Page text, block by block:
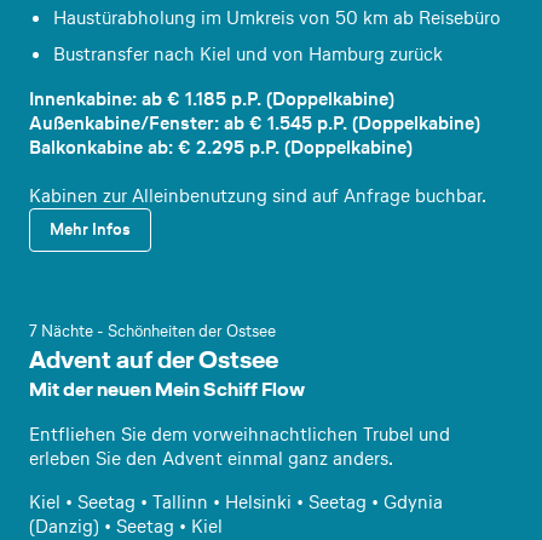
Haustürabholung im Umkreis von 50 km ab Reisebüro
Bustransfer nach Kiel und von Hamburg zurück
Innenkabine: ab € 1.185 p.P. (Doppelkabine)
Außenkabine/Fenster: ab € 1.545 p.P. (Doppelkabine)
Balkonkabine ab: € 2.295 p.P. (Doppelkabine)
Kabinen zur Alleinbenutzung sind auf Anfrage buchbar.
Mehr Infos
7 Nächte - Schönheiten der Ostsee
Advent auf der Ostsee
Mit der neuen Mein Schiff Flow
Entfliehen Sie dem vorweihnachtlichen Trubel und
erleben Sie den Advent einmal ganz anders.
Kiel • Seetag • Tallinn • Helsinki • Seetag • Gdynia
(Danzig) • Seetag • Kiel